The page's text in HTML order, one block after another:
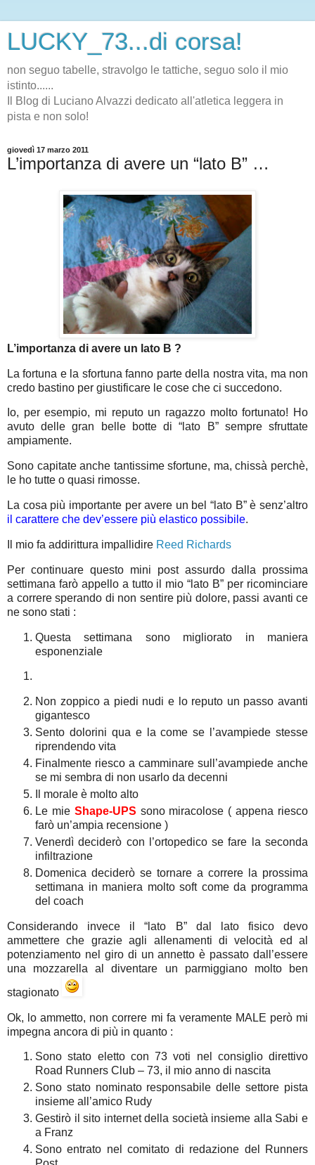
LUCKY_73...di corsa!
non seguo tabelle, stravolgo le tattiche, seguo solo il mio
istinto......
Il Blog di Luciano Alvazzi dedicato all'atletica leggera in
pista e non solo!
giovedì 17 marzo 2011
L’importanza di avere un “lato B” …
L’importanza di avere un lato B ?
La fortuna e la sfortuna fanno parte della nostra vita, ma non
credo bastino per giustificare le cose che ci succedono.
Io, per esempio, mi reputo un ragazzo molto fortunato! Ho
avuto delle gran belle botte di “lato B” sempre sfruttate
ampiamente.
Sono capitate anche tantissime sfortune, ma, chissà perchè,
le ho tutte o quasi rimosse.
La cosa più importante per avere un bel “lato B” è senz’altro
il carattere che dev’essere più elastico possibile.
Il mio fa addirittura impallidire Reed Richards
Per continuare questo mini post assurdo dalla prossima
settimana farò appello a tutto il mio “lato B” per ricominciare
a correre sperando di non sentire più dolore, passi avanti ce
ne sono stati :
Questa settimana sono migliorato in maniera
esponenziale
Non zoppico a piedi nudi e lo reputo un passo avanti
gigantesco
Sento dolorini qua e la come se l’avampiede stesse
riprendendo vita
Finalmente riesco a camminare sull’avampiede anche
se mi sembra di non usarlo da decenni
Il morale è molto alto
Le mie Shape-UPS sono miracolose ( appena riesco
farò un’ampia recensione )
Venerdì deciderò con l’ortopedico se fare la seconda
infiltrazione
Domenica deciderò se tornare a correre la prossima
settimana in maniera molto soft come da programma
del coach
Considerando invece il “lato B” dal lato fisico devo
ammettere che grazie agli allenamenti di velocità ed al
potenziamento nel giro di un annetto è passato dall’essere
una mozzarella al diventare un parmiggiano molto ben
stagionato
Ok, lo ammetto, non correre mi fa veramente MALE però mi
impegna ancora di più in quanto :
Sono stato eletto con 73 voti nel consiglio direttivo
Road Runners Club – 73, il mio anno di nascita
Sono stato nominato responsabile delle settore pista
insieme all’amico Rudy
Gestirò il sito internet della società insieme alla Sabi e
a Franz
Sono entrato nel comitato di redazione del Runners